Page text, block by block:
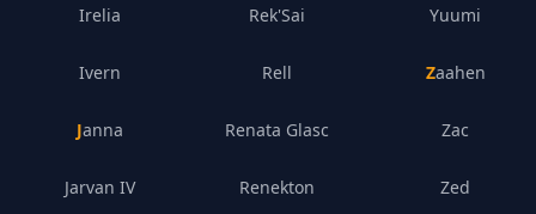
Irelia
Ivern
Janna
Jarvan IV
Rek'Sai
Rell
Renata Glasc
Renekton
Yuumi
Zaahen
Zac
Zed